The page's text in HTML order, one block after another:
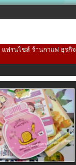
แฟรนไชส์ ร้านกาแฟ ธุรกิจ